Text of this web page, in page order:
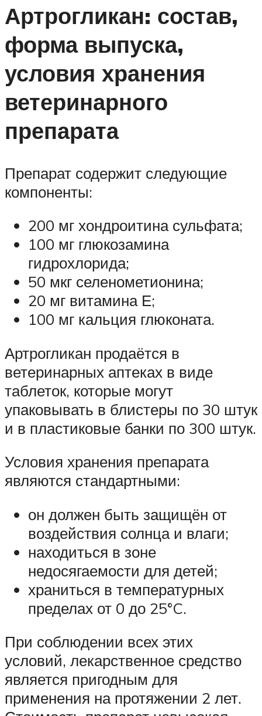
Артрогликан: состав,
форма выпуска,
условия хранения
ветеринарного
препарата
Препарат содержит следующие
компоненты:
200 мг хондроитина сульфата;
100 мг глюкозамина
гидрохлорида;
50 мкг селенометионина;
20 мг витамина Е;
100 мг кальция глюконата.
Артрогликан продаётся в
ветеринарных аптеках в виде
таблеток, которые могут
упаковывать в блистеры по 30 штук
и в пластиковые банки по 300 штук.
Условия хранения препарата
являются стандартными:
он должен быть защищён от
воздействия солнца и влаги;
находиться в зоне
недосягаемости для детей;
храниться в температурных
пределах от 0 до 25°C.
При соблюдении всех этих
условий, лекарственное средство
является пригодным для
применения на протяжении 2 лет.